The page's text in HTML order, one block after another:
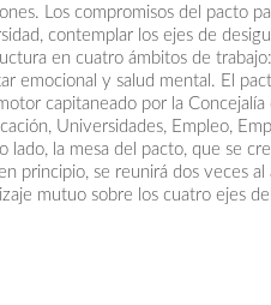
Los compromisos del pacto
contemplar los ejes de
en cuatro ámbitos de
emocional y salud mental. El
capitaneado por la
Universidades, Empleo,
lado, la mesa del pacto, que se
principio, se reunirá dos veces
mutuo sobre los cuatro ejes